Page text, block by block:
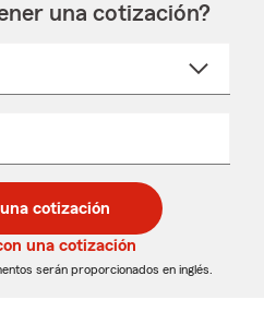
una cotización?
cotización
una cotización
serán proporcionados en inglés.